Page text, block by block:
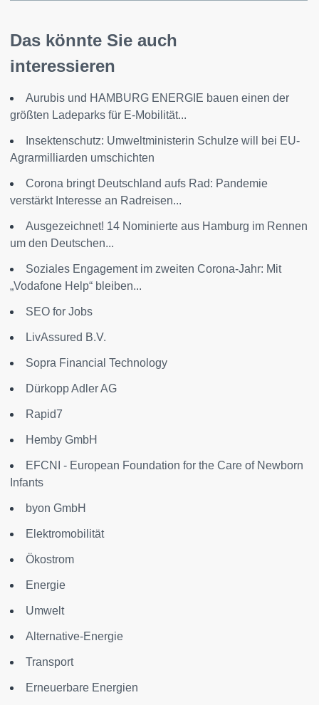
Das könnte Sie auch
interessieren
Aurubis und HAMBURG ENERGIE bauen einen der
größten Ladeparks für E-Mobilität...
Insektenschutz: Umweltministerin Schulze will bei EU-
Agrarmilliarden umschichten
Corona bringt Deutschland aufs Rad: Pandemie
verstärkt Interesse an Radreisen...
Ausgezeichnet! 14 Nominierte aus Hamburg im Rennen
um den Deutschen...
Soziales Engagement im zweiten Corona-Jahr: Mit
„Vodafone Help“ bleiben...
SEO for Jobs
LivAssured B.V.
Sopra Financial Technology
Dürkopp Adler AG
Rapid7
Hemby GmbH
EFCNI - European Foundation for the Care of Newborn
Infants
byon GmbH
Elektromobilität
Ökostrom
Energie
Umwelt
Alternative-Energie
Transport
Erneuerbare Energien